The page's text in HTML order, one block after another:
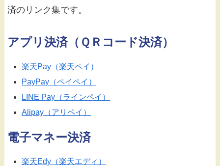
済のリンク集です。
アプリ決済（ＱＲコード決済）
楽天Pay（楽天ペイ）
PayPay（ペイペイ）
LINE Pay（ラインペイ）
Alipay（アリペイ）
電子マネー決済
楽天Edy（楽天エディ）